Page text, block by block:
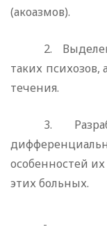
(акоазмов).
2.
таких психозов,
течения.
3.
особенностей
этих больных.